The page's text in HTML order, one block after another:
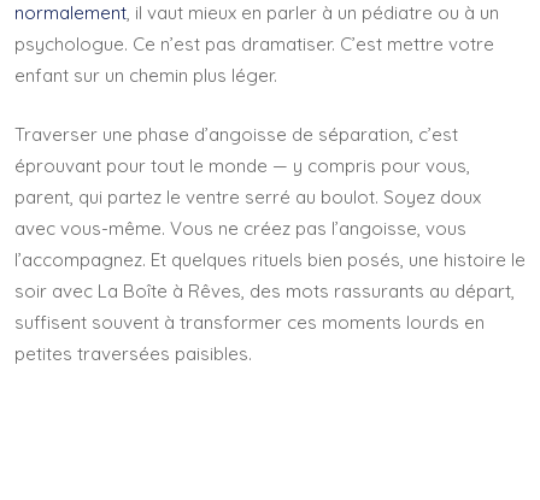
normalement, il vaut mieux en parler à un pédiatre ou à un
psychologue. Ce n’est pas dramatiser. C’est mettre votre
enfant sur un chemin plus léger.
Traverser une phase d’angoisse de séparation, c’est
éprouvant pour tout le monde — y compris pour vous,
parent, qui partez le ventre serré au boulot. Soyez doux
avec vous-même. Vous ne créez pas l’angoisse, vous
l’accompagnez. Et quelques rituels bien posés, une histoire le
soir avec La Boîte à Rêves, des mots rassurants au départ,
suffisent souvent à transformer ces moments lourds en
petites traversées paisibles.